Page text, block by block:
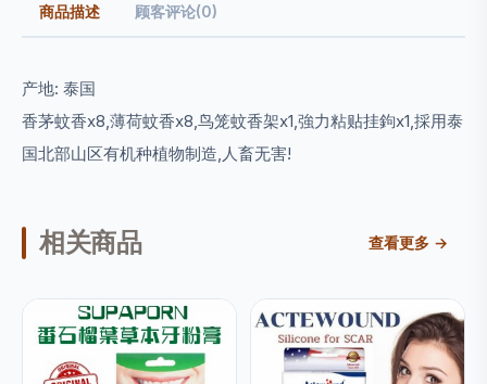
商品描述 顾客评论(0)
产地: 泰国
香茅蚊香x8,薄荷蚊香x8,鸟笼蚊香架x1,強力粘贴挂鉤x1,採用泰
国北部山区有机种植物制造,人畜无害!
相关商品 查看更多 →